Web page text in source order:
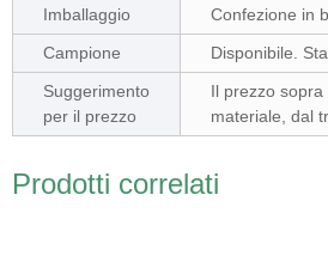
Imballaggio
Confezione in
Campione
Disponibile.
Suggerimento
per il prezzo
Il prezzo
materiale, dal
Prodotti correlati